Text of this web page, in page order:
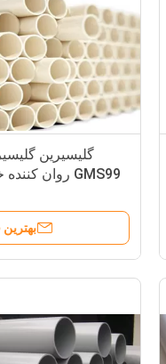
گلیسیرین
GMS99 روان کننده خارجی برای PVC